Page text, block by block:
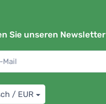
Sie unseren Newsletter
/ EUR